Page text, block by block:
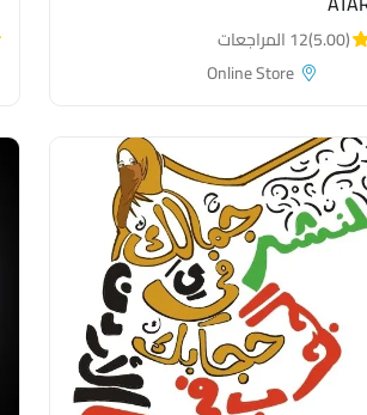
(5.00)
12 المراجعات
Online Store